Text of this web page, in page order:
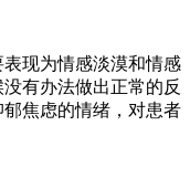
现为情感淡漠和情感
有办法做出正常的反
焦虑的情绪，对患者